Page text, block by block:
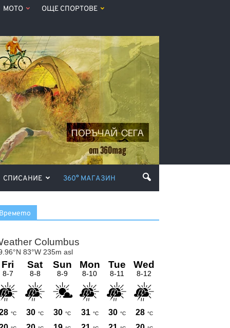
МОТО ОЩЕ СПОРТОВЕ
СПИСАНИЕ 360° МАГАЗИН